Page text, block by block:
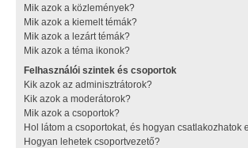
Mik azok a közlemények?
Mik azok a kiemelt témák?
Mik azok a lezárt témák?
Mik azok a téma ikonok?
Felhasználói szintek és csoportok
Kik azok az adminisztrátorok?
Kik azok a moderátorok?
Mik azok a csoportok?
Hol látom a csoportokat, és hogyan csatlakozhatok
Hogyan lehetek csoportvezető?